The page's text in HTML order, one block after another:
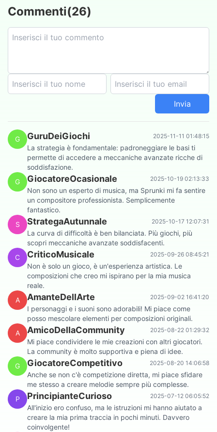
Commenti(26)
Invia
G GuruDeiGiochi 2025-11-11 01:48:15
La strategia è fondamentale: padroneggiare le basi ti
permette di accedere a meccaniche avanzate ricche di
soddisfazione.
G
GiocatoreOcasionale 2025-10-19 02:13:33
Non sono un esperto di musica, ma Sprunki mi fa sentire
un compositore professionista. Semplicemente
fantastico.
S
StrategaAutunnale 2025-10-17 12:07:31
La curva di difficoltà è ben bilanciata. Più giochi, più
scopri meccaniche avanzate soddisfacenti.
C
CriticoMusicale 2025-09-26 08:45:21
Non è solo un gioco, è un'esperienza artistica. Le
composizioni che creo mi ispirano per la mia musica
reale.
A
AmanteDellArte 2025-09-02 16:41:20
I personaggi e i suoni sono adorabili! Mi piace come
posso mescolare elementi per composizioni originali.
A
AmicoDellaCommunity 2025-08-22 01:29:32
Mi piace condividere le mie creazioni con altri giocatori.
La community è molto supportiva e piena di idee.
G
GiocatoreCompetitivo 2025-08-20 14:06:58
Anche se non c'è competizione diretta, mi piace sfidare
me stesso a creare melodie sempre più complesse.
P
PrincipianteCurioso 2025-07-12 06:05:52
All'inizio ero confuso, ma le istruzioni mi hanno aiutato a
creare la mia prima traccia in pochi minuti. Davvero
coinvolgente!